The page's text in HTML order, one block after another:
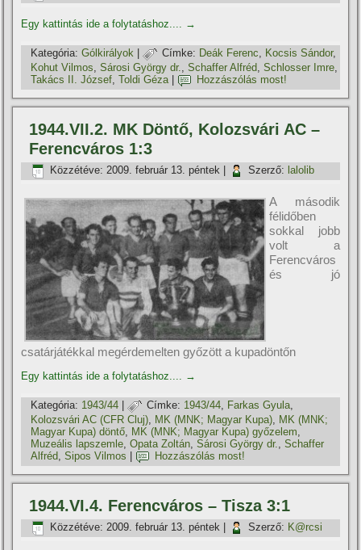
Egy kattintás ide a folytatáshoz.... →
Kategória: Gólkirályok | Címke: Deák Ferenc, Kocsis Sándor,
Kohut Vilmos,Sárosi György dr.,Schaffer Alfréd,Schlosser Imre,
Takács II. József,Toldi Géza| Hozzászólás most!
1944.VII.2. MK Döntő, Kolozsvári AC –
Ferencváros 1:3
Közzétéve: 2009. február 13. péntek Szerző: lalolib
A második
félidőben
sokkal jobb
volt a
Ferencváros
és jó
csatárjátékkal megérdemelten győzött a kupadöntőn
Egy kattintás ide a folytatáshoz.... →
Kategória: 1943/44 Címke: 1943/44 Farkas Gyula
Kolozsvári AC (CFR Cluj) MK (MNK; Magyar Kupa) MK (MNK;
Magyar Kupa) döntő MK (MNK; Magyar Kupa) győzelem
Muzeális lapszemle ,Opata Zoltán ,Sárosi György dr. ,Schaffer
Alfréd ,Sipos Vilmos Hozzászólás most!
1944.VI.4. Ferencváros – Tisza 3:1
Közzétéve: 2009. február 13. péntek Szerző: K@rcsi